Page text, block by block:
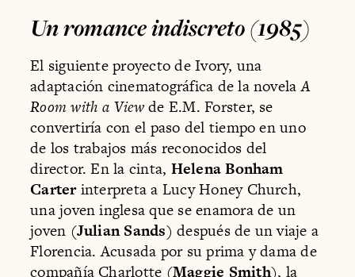
Un romance indiscreto (1985)
El siguiente proyecto de Ivory, una
adaptación cinematográfica de la novelaA
Room with a Viewde E.M. Forster, se
convertiría con el paso del tiempo en uno
de los trabajos más reconocidos del
director. En la cinta, Helena Bonham
Carterinterpreta a Lucy Honey Church,
una joven inglesa que se enamora de un
joven (Julian Sands) después de un viaje a
Florencia. Acusada por su prima y dama de
compañía Charlotte (Maggie Smith), la